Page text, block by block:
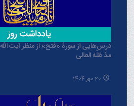
درس‌هایی از سورۀ «فتح» از منظر آیت
مدّ ظلّه العالی
20 مهر 1404